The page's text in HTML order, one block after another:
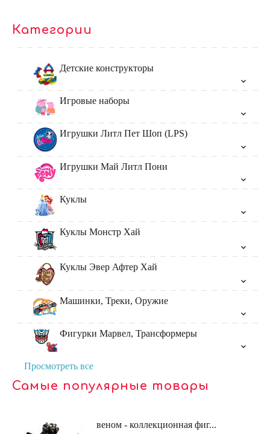
Категории
Детские конструкторы
Игровые наборы
Игрушки Литл Пет Шоп (LPS)
Игрушки Май Литл Пони
Куклы
Куклы Монстр Хай
Куклы Эвер Афтер Хай
Машинки, Треки, Оружие
Фигурки Марвел, Трансформеры
Просмотреть все
Самые популярные товары
веном - коллекционная фиг...